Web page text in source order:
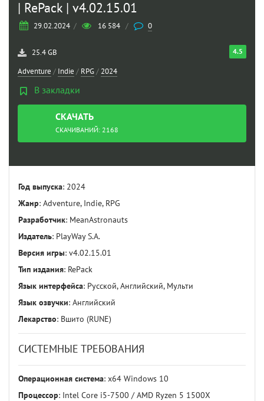
| RePack | v4.02.15.01
29.02.2024 / 16 584 / 0
4.5
25.4 GB
Adventure / Indie / RPG/ 2024
В закладки
СКАЧАТЬ
ТОРРЕНТ
СКАЧИВАНИЙ: 2168
Год выпуска: 2024
Жанр: Adventure, Indie, RPG
Разработчик: MeanAstronauts
Издатель: PlayWay S.A.
Версия игры: v4.02.15.01
Тип издания: RePack
Язык интерфейса: Русской, Английский, Мульти
Язык озвучки: Английский
Лекарство: Вшито (RUNE)
СИСТЕМНЫЕ ТРЕБОВАНИЯ
Операционная система: x64 Windows 10
Процессор: Intel Core i5-7500 / AMD Ryzen 5 1500X